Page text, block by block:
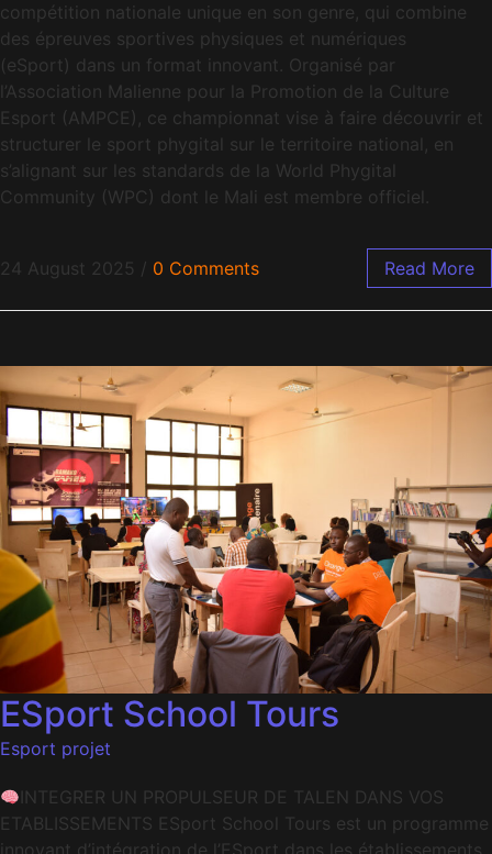
compétition nationale unique en son genre, qui combine
des épreuves sportives physiques et numériques
(eSport) dans un format innovant. Organisé par
l’Association Malienne pour la Promotion de la Culture
Esport (AMPCE), ce championnat vise à faire découvrir et
structurer le sport phygital sur le territoire national, en
s’alignant sur les standards de la World Phygital
Community (WPC) dont le Mali est membre officiel.
24 August 2025 / 0 Comments Read More
ESport School Tours
Esport projet
INTEGRER UN PROPULSEUR DE TALEN DANS VOS
ETABLISSEMENTS ESport School Tours est un programme